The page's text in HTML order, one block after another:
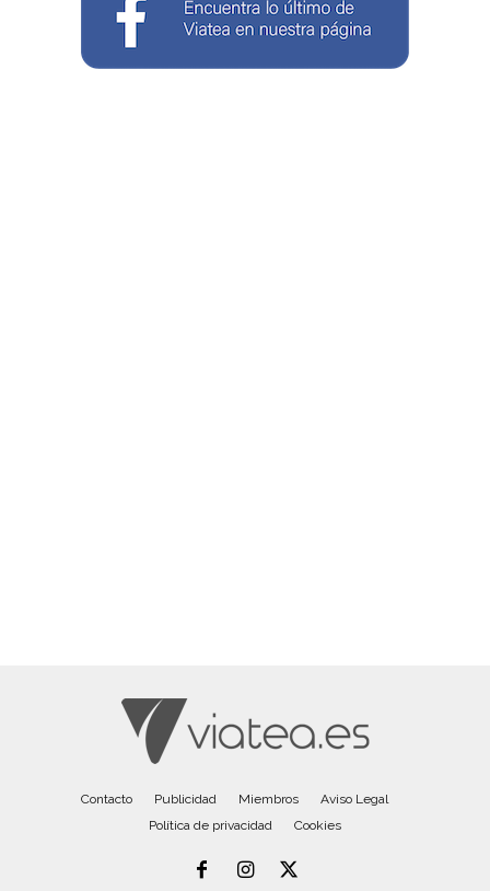
Contacto Publicidad Miembros
Aviso Legal
Política de privacidad
Cookies